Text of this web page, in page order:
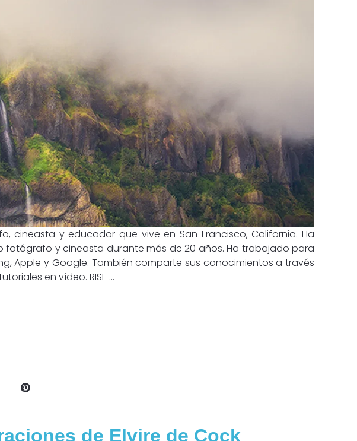
cineasta y educador que vive en San Francisco, California. Ha
y cineasta durante más de 20 años. Ha trabajado para
Apple y Google. También comparte sus conocimientos a través
en vídeo. RISE ...
de Elvire de Cock